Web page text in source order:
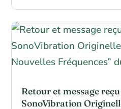
Retour et message
SonoVibration